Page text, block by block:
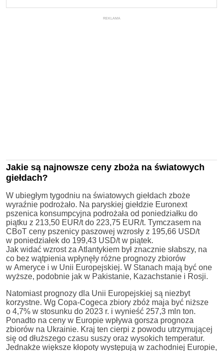
REKLAMA
Jakie są najnowsze ceny zboża na światowych
giełdach?
W ubiegłym tygodniu na światowych giełdach zboże
wyraźnie podrożało. Na paryskiej giełdzie Euronext
pszenica konsumpcyjna podrożała od poniedziałku do
piątku z 213,50 EUR/t do 223,75 EUR/t. Tymczasem na
CBoT ceny pszenicy paszowej wzrosły z 195,66 USD/t
w poniedziałek do 199,43 USD/t w piątek.
Jak widać wzrost za Atlantykiem był znacznie słabszy, na
co bez wątpienia wpłynęły różne prognozy zbiorów
w Ameryce i w Unii Europejskiej. W Stanach mają być one
wyższe, podobnie jak w Pakistanie, Kazachstanie i Rosji.
Natomiast prognozy dla Unii Europejskiej są niezbyt
korzystne. Wg Copa-Cogeca zbiory zbóż maja być niższe
o 4,7% w stosunku do 2023 r. i wynieść 257,3 mln ton.
Ponadto na ceny w Europie wpływa gorsza prognoza
zbiorów na Ukrainie. Kraj ten cierpi z powodu utrzymującej
się od dłuższego czasu suszy oraz wysokich temperatur.
Jednakże większe kłopoty występują w zachodniej Europie,